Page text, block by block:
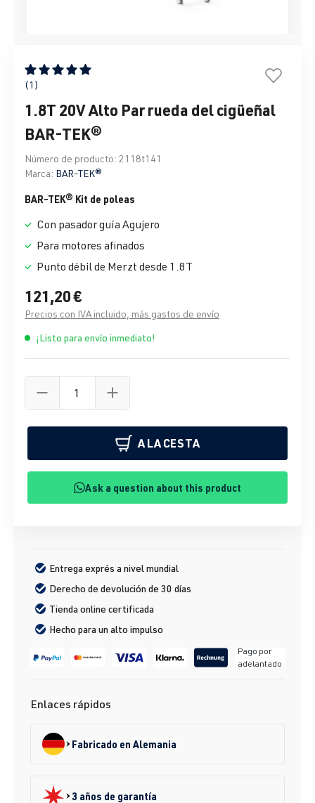
Calificación promedio de 5 de 5 estrellas
(1)
1.8T 20V Alto Par rueda del cigüeñal
BAR-TEK®
Número de producto: 2118t141
Marca: BAR-TEK®
BAR-TEK® Kit de poleas
Con pasador guía Agujero
Para motores afinados
Punto débil de Merzt desde 1.8T
121,20 €
Precios con IVA incluido, más gastos de envío
¡Listo para envío inmediato!
A LA CESTA
Ask a question about this product
Entrega exprés a nivel mundial
Derecho de devolución de 30 días
Tienda online certificada
Hecho para un alto impulso
Pago por
adelantado
Enlaces rápidos
Fabricado en Alemania
3 años de garantía